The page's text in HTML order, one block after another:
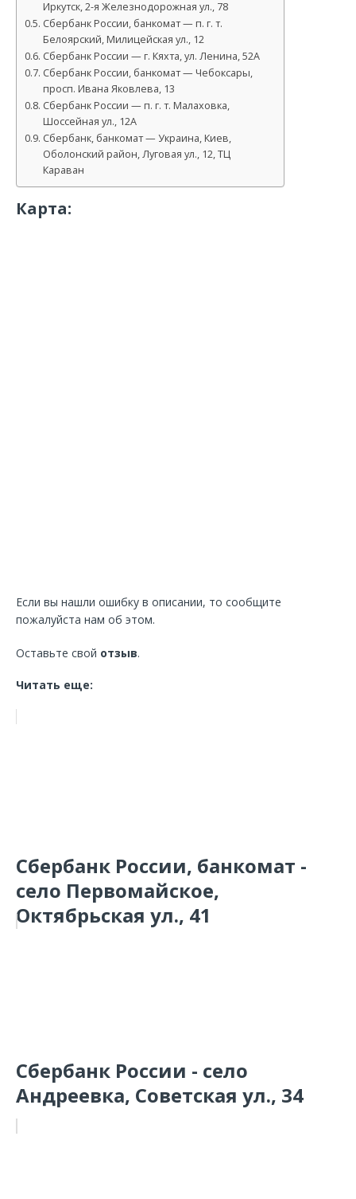
Иркутск, 2-я Железнодорожная ул., 78
Сбербанк России, банкомат — п. г. т.
Белоярский, Милицейская ул., 12
Сбербанк России — г. Кяхта, ул. Ленина, 52А
Сбербанк России, банкомат — Чебоксары,
просп. Ивана Яковлева, 13
Сбербанк России — п. г. т. Малаховка,
Шоссейная ул., 12А
Сбербанк, банкомат — Украина, Киев,
Оболонский район, Луговая ул., 12, ТЦ
Караван
Карта:
Если вы нашли ошибку в описании, то сообщите
пожалуйста нам об этом.
Оставьте свой отзыв.
Читать еще:
Сбербанк России, банкомат -
село Первомайское,
Октябрьская ул., 41
Сбербанк России - село
Андреевка, Советская ул., 34